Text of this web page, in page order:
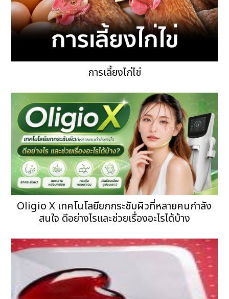
การเลี้ยงไก่ไข่
Oligio X เทคโนโลยียกกระชับผิวที่หลายคนกำลัง
สนใจ ดีอย่างไรและช่วยเรื่องอะไรได้บ้าง